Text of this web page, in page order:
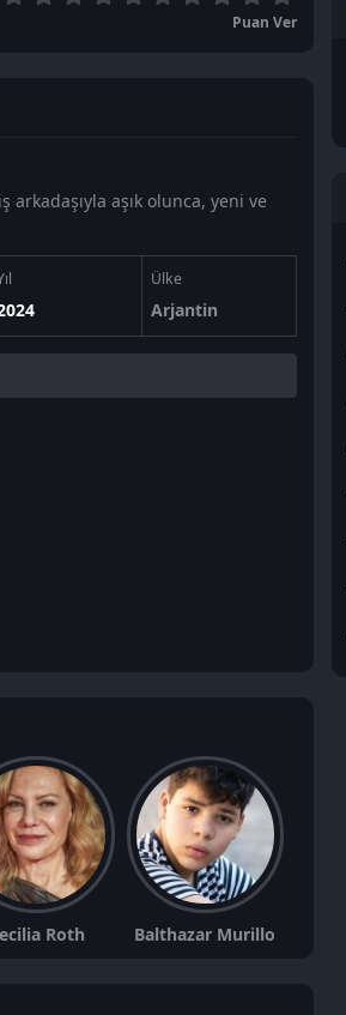
Puan Ver
aşık olunca, yeni ve
Ülke
Arjantin
Roth Balthazar Murillo